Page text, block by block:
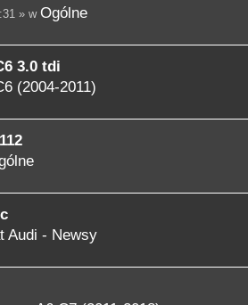
» w Ogólne
3.0 tdi
(2004-2011)
Audi - Newsy